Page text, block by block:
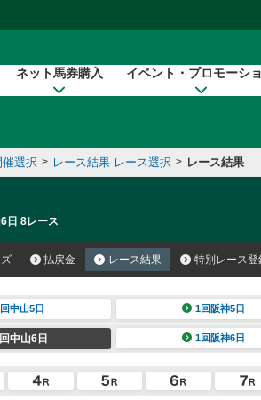
ネット馬券購入 イベント・プロモーシ
選択 > レース結果 レース選択 > レース結果
日 8レース
払戻金 レース結果 特別レース登
中山5日 1回阪神5日
中山6日 1回阪神6日